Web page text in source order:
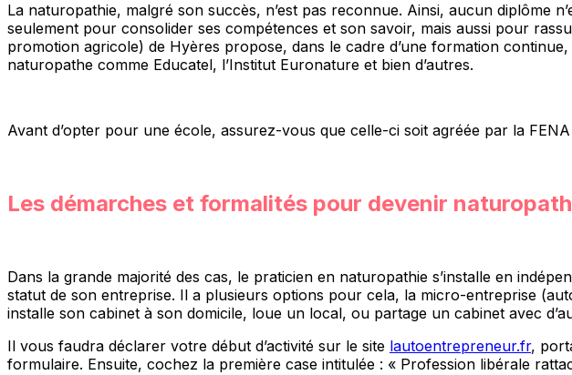
La naturopathie, malgré son succès, n’est pas reconnue. Ainsi, aucun diplôme
seulement pour consolider ses compétences et son savoir, mais aussi pour
promotion agricole) de Hyères propose, dans le cadre d’une formation
naturopathe comme Educatel, l’Institut Euronature et bien d’autres.
Avant d’opter pour une école, assurez-vous que celle-ci soit agréée par la
Les démarches et formalités pour devenir
Dans la grande majorité des cas, le praticien en naturopathie s’installe en
statut de son entreprise. Il a plusieurs options pour cela, la micro-entreprise
installe son cabinet à son domicile, loue un local, ou partage un cabinet avec
Il vous faudra déclarer votre début d’activité sur le site lautoentrepreneur.fr,
formulaire. Ensuite, cochez la première case intitulée : « Profession libérale